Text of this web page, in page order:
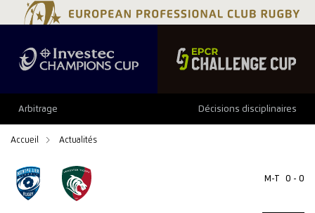
Arbitrage Décisions disciplinaires
Accueil Actualités
M-T 0 - 0
14 15